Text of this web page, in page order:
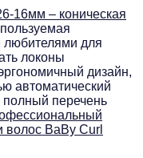
16мм – коническая
любителями для
локоны
дизайн,
автоматический
полный перечень
волос BaBy Curl